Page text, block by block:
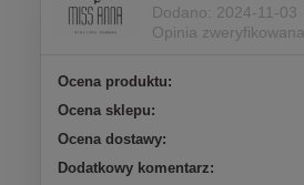
Dodano: 2024-11-03
Opinia zweryfikowana
Ocena produktu:
Ocena sklepu:
Ocena dostawy:
Dodatkowy komentarz: